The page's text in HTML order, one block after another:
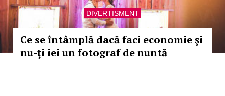
DIVERTISMENT
Ce se întâmplă dacă faci economie şi
nu-ţi iei un fotograf de nuntă